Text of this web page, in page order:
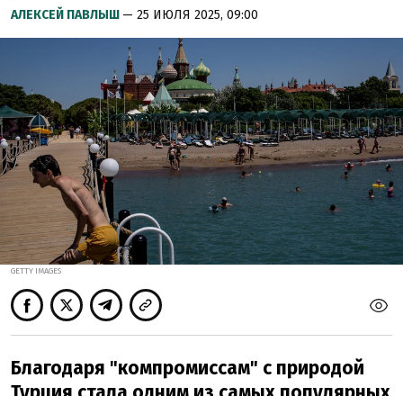
АЛЕКСЕЙ ПАВЛЫШ — 25 ИЮЛЯ 2025, 09:00
GETTY IMAGES
Благодаря "компромиссам" с природой